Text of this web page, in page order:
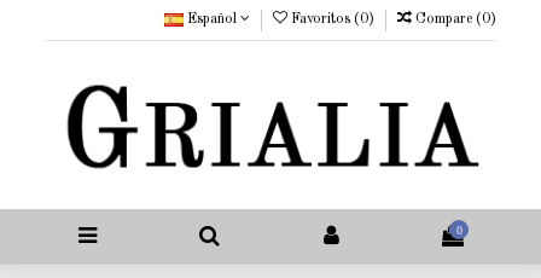
Español Favoritos (0) Compare (0)
0